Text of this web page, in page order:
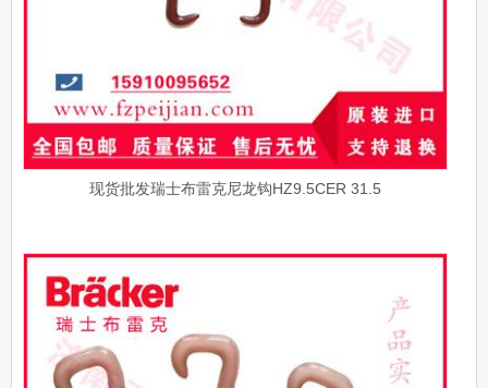
现货批发瑞士布雷克尼龙钩HZ9.5CER 31.5